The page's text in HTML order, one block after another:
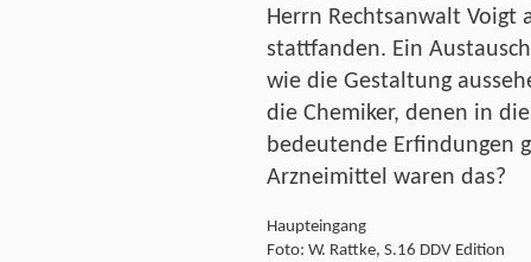
Herrn Rechtsanwalt Voigt
stattfanden. Ein
wie die Gestaltung
die Chemiker, denen in
bedeutende Erfindungen
Arzneimittel waren das?
Haupteingang
Foto: W. Rattke, S.16 DDV Edition